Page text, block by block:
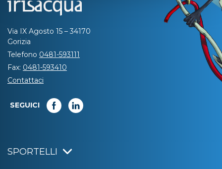
Via IX Agosto 15 – 34170
Gorizia
Telefono 0481-593111
Fax: 0481-593410
Contattaci
SEGUICI
SPORTELLI